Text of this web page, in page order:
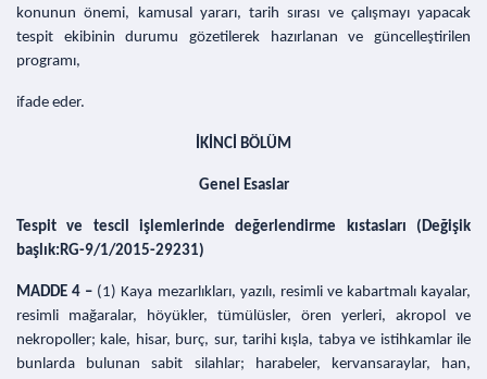
konunun önemi, kamusal yararı, tarih sırası ve çalışmayı yapacak
tespit ekibinin durumu gözetilerek hazırlanan ve güncelleştirilen
programı,
ifade eder.
İKİNCİ BÖLÜM
Genel Esaslar
Tespit ve tescil işlemlerinde değerlendirme kıstasları (Değişik
başlık:RG-9/1/2015-29231)
MADDE 4 – (1) Kaya mezarlıkları, yazılı, resimli ve kabartmalı kayalar,
resimli mağaralar, höyükler, tümülüsler, ören yerleri, akropol ve
nekropoller; kale, hisar, burç, sur, tarihi kışla, tabya ve istihkamlar ile
bunlarda bulunan sabit silahlar; harabeler, kervansaraylar, han,